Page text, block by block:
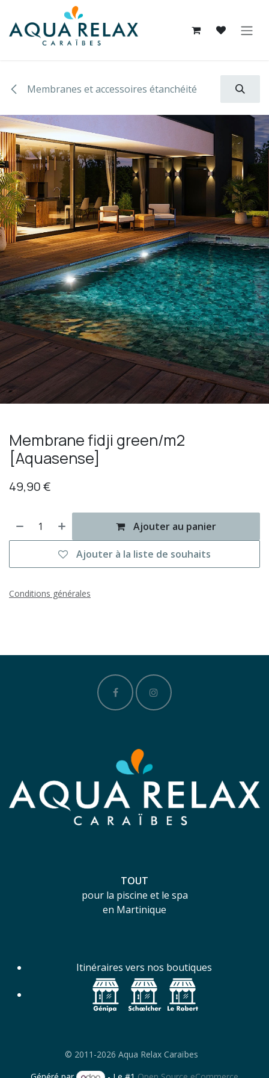
Se rendre au contenu
Membranes et accessoires étanchéité
Membrane fidji green/m2
[Aquasense]
49,90€
Ajouter au panier
Ajouter à la liste de souhaits
Conditions générales
TOUT
pour la piscine et le spa
en Martinique
Itinéraires vers nos boutiques
© 2011-2026 Aqua Relax Caraïbes